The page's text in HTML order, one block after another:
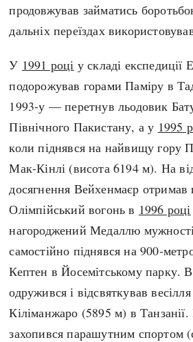
done
продовжував займатись
дальніх переїздах
У 1991 році у складі експедиції
подорожував горами Паміру в
1993-у — перетнув льодовик
Північного Пакистану, а у 1995
коли піднявся на найвищу гору
Мак-Кінлі (висота 6194 м). На
досягнення Вейхенмаєр отримав
Олімпійський вогонь в 1996 році
нагороджений Медаллю
самостійно піднявся на 900-
Кептен в Йосемітському парку. В
одружився і відсвяткував
Кіліманжаро (5895 м) в Танзанії.
захопився парашутним спортом